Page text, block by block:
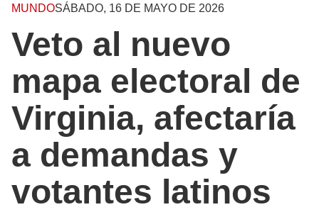
MUNDOSÁBADO, 16 DE MAYO DE 2026
Veto al nuevo
mapa electoral de
Virginia, afectaría
a demandas y
votantes latinos